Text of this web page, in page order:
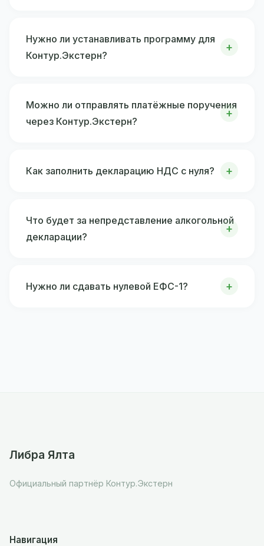
Нужно ли устанавливать программу для
Контур.Экстерн?
Можно ли отправлять платёжные поручения
через Контур.Экстерн?
Как заполнить декларацию НДС с нуля?
Что будет за непредставление алкогольной
декларации?
Нужно ли сдавать нулевой ЕФС-1?
Либра Ялта
Официальный партнёр Контур.Экстерн
Навигация